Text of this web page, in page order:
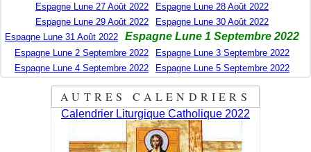
Espagne Lune 27 Août 2022
Espagne Lune 28 Août 2022
Espagne Lune 29 Août 2022
Espagne Lune 30 Août 2022
Espagne Lune 31 Août 2022
Espagne Lune 1 Septembre 2022
Espagne Lune 2 Septembre 2022
Espagne Lune 3 Septembre 2022
Espagne Lune 4 Septembre 2022
Espagne Lune 5 Septembre 2022
AUTRES CALENDRIERS
Calendrier Liturgique Catholique 2022